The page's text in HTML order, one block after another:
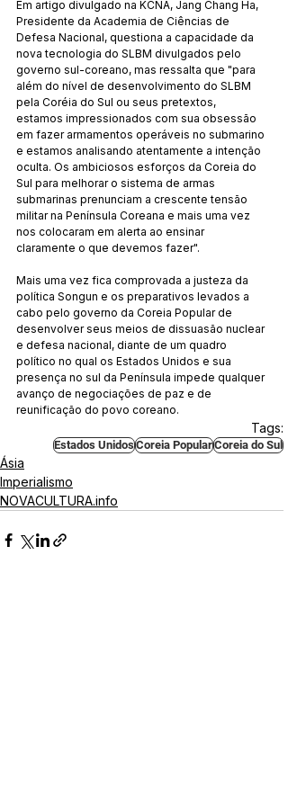
Em artigo divulgado na KCNA, Jang Chang Ha,
Presidente da Academia de Ciências de
Defesa Nacional, questiona a capacidade da
nova tecnologia do SLBM divulgados pelo
governo sul-coreano, mas ressalta que "para
além do nível de desenvolvimento do SLBM
pela Coréia do Sul ou seus pretextos,
estamos impressionados com sua obsessão
em fazer armamentos operáveis ​​no submarino
e estamos analisando atentamente a intenção
oculta. Os ambiciosos esforços da Coreia do
Sul para melhorar o sistema de armas
submarinas prenunciam a crescente tensão
militar na Península Coreana e mais uma vez
nos colocaram em alerta ao ensinar
claramente o que devemos fazer".
Mais uma vez fica comprovada a justeza da
política Songun e os preparativos levados a
cabo pelo governo da Coreia Popular de
desenvolver seus meios de dissuasão nuclear
e defesa nacional, diante de um quadro
político no qual os Estados Unidos e sua
presença no sul da Península impede qualquer
avanço de negociações de paz e de
reunificação do povo coreano.
Tags:
Estados UnidosCoreia PopularCoreia do Sul
Ásia
Imperialismo
NOVACULTURA.info